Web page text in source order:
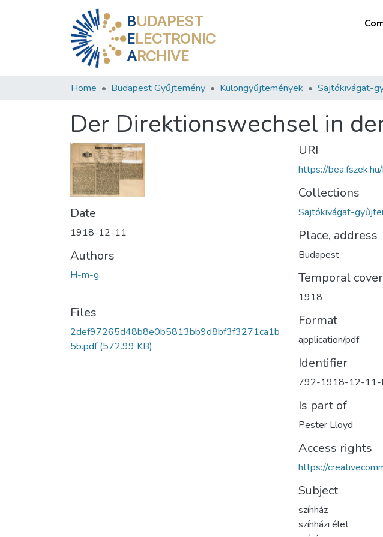
BUDAPEST
ELECTRONIC
ARCHIVE
Home Budapest Gyűjtemény Különgyűjtemények Sajtókivágat-
Der Direktionswechsel in
Date
1918-12-11
Authors
H-m-g
Files
2def97265d48b8e0b5813bb9d8bf3f3271ca1b
5b.pdf(572.99 KB)
URI
https://
Collections
Sajtókivágat-
Place, address
Budapest
Temporal
1918
Format
application/pdf
Identifier
792-1918-12-11-
Is part of
Pester Lloyd
Access rights
https://
Subject
színház
színházi élet